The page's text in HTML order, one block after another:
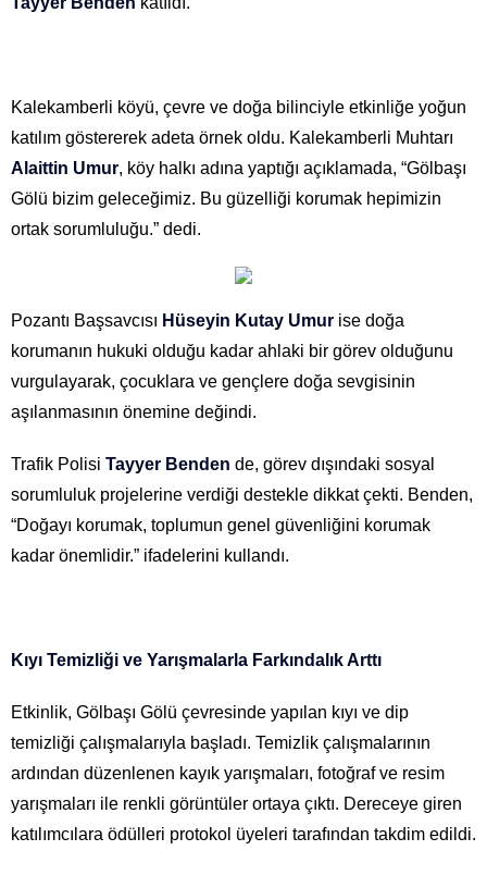
Kalekamberli köyü, çevre ve doğa bilinciyle etkinliğe yoğun
katılım göstererek adeta örnek oldu. Kalekamberli Muhtarı
Alaittin Umur, köy halkı adına yaptığı açıklamada, “Gölbaşı
Gölü bizim geleceğimiz. Bu güzelliği korumak hepimizin
ortak sorumluluğu.” dedi.
Pozantı Başsavcısı Hüseyin Kutay Umur ise doğa
korumanın hukuki olduğu kadar ahlaki bir görev olduğunu
vurgulayarak, çocuklara ve gençlere doğa sevgisinin
aşılanmasının önemine değindi.
Trafik Polisi Tayyer Benden de, görev dışındaki sosyal
sorumluluk projelerine verdiği destekle dikkat çekti. Benden,
“Doğayı korumak, toplumun genel güvenliğini korumak
kadar önemlidir.” ifadelerini kullandı.
Kıyı Temizliği ve Yarışmalarla Farkındalık Arttı
Etkinlik, Gölbaşı Gölü çevresinde yapılan kıyı ve dip
temizliği çalışmalarıyla başladı. Temizlik çalışmalarının
ardından düzenlenen kayık yarışmaları, fotoğraf ve resim
yarışmaları ile renkli görüntüler ortaya çıktı. Dereceye giren
katılımcılara ödülleri protokol üyeleri tarafından takdim edildi.